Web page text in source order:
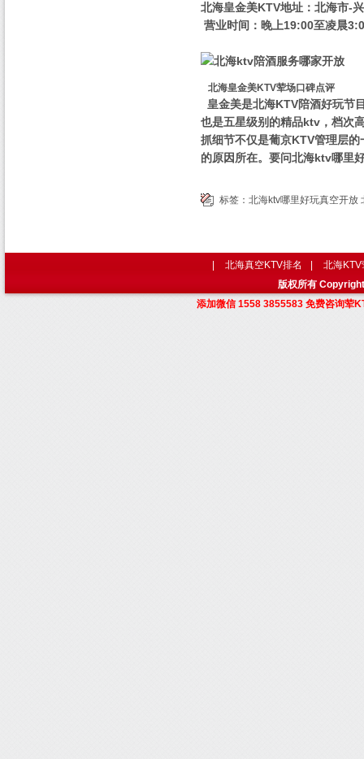
北海皇金美KTV地址：北海市-
营业时间：晚上19:00至凌晨
北海皇金美KTV荤场口碑点评
皇金美是北海KTV陪酒好玩节
也是五星级别的精品ktv，档次
抓细节不仅是葡京KTV管理层
的原因所在。要问北海ktv哪里
标签： 北海ktv哪里好玩真空开放
版权所有
添加微信 1558 3855583 免费咨询荤
北海真空KTV排名 北海KTV